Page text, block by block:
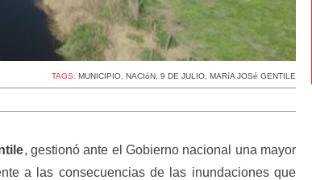
TAGS:MUNICIPIO ,NACIóN ,9 DE JULIO ,MARíA JOSé GENTILE
, gestionó ante el Gobierno nacional una mayor
a las consecuencias de las inundaciones que